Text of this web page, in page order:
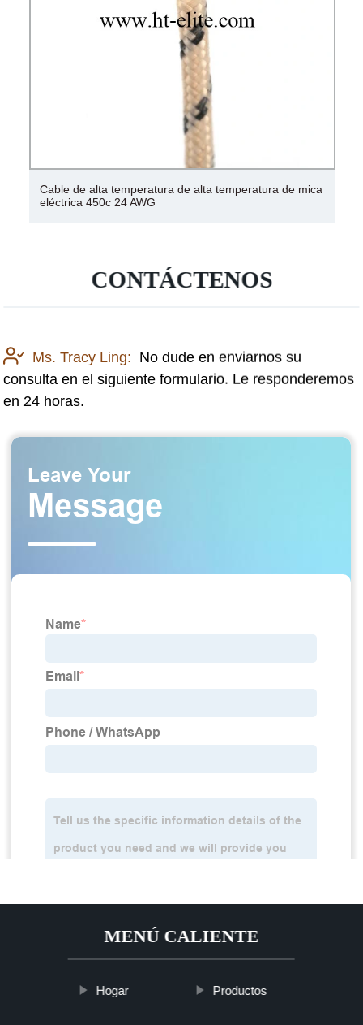
Cinta resistente al calor para altas temperaturas Cinta
adhesiva de poliimida para altas temperaturas
CONTÁCTENOS
Ms. Tracy Ling: No dude en enviarnos su
consulta en el siguiente formulario. Le responderemos
en 24 horas.
MENÚ CALIENTE
Hogar Productos